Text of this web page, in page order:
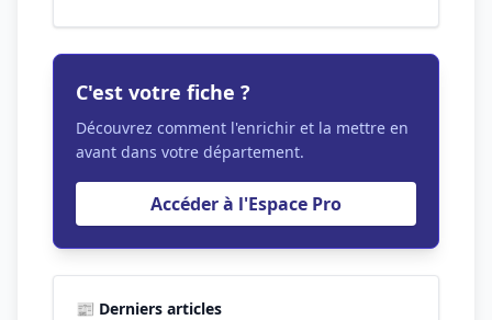
C'est votre fiche ?
Découvrez comment l'enrichir et la mettre en
avant dans votre département.
Accéder à l'Espace Pro
📰 Derniers articles